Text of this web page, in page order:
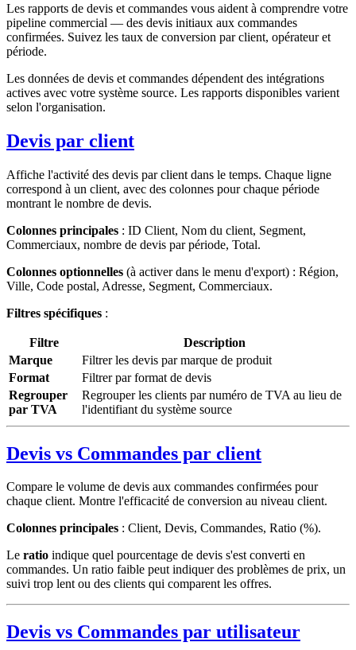
Les rapports de devis et commandes vous aident à comprendre votre
pipeline commercial — des devis initiaux aux commandes
confirmées. Suivez les taux de conversion par client, opérateur et
période.
Les données de devis et commandes dépendent des intégrations
actives avec votre système source. Les rapports disponibles varient
selon l'organisation.
Devis par client
Affiche l'activité des devis par client dans le temps. Chaque ligne
correspond à un client, avec des colonnes pour chaque période
montrant le nombre de devis.
Colonnes principales : ID Client, Nom du client, Segment,
Commerciaux, nombre de devis par période, Total.
Colonnes optionnelles (à activer dans le menu d'export) : Région,
Ville, Code postal, Adresse, Segment, Commerciaux.
Filtres spécifiques :
Filtre
Description
Marque
Filtrer les devis par marque de produit
Format
Filtrer par format de devis
Regrouper
par TVA
Regrouper les clients par numéro de TVA au lieu de
l'identifiant du système source
Devis vs Commandes par client
Compare le volume de devis aux commandes confirmées pour
chaque client. Montre l'efficacité de conversion au niveau client.
Colonnes principales : Client, Devis, Commandes, Ratio (%).
Le ratio indique quel pourcentage de devis s'est converti en
commandes. Un ratio faible peut indiquer des problèmes de prix, un
suivi trop lent ou des clients qui comparent les offres.
Devis vs Commandes par utilisateur